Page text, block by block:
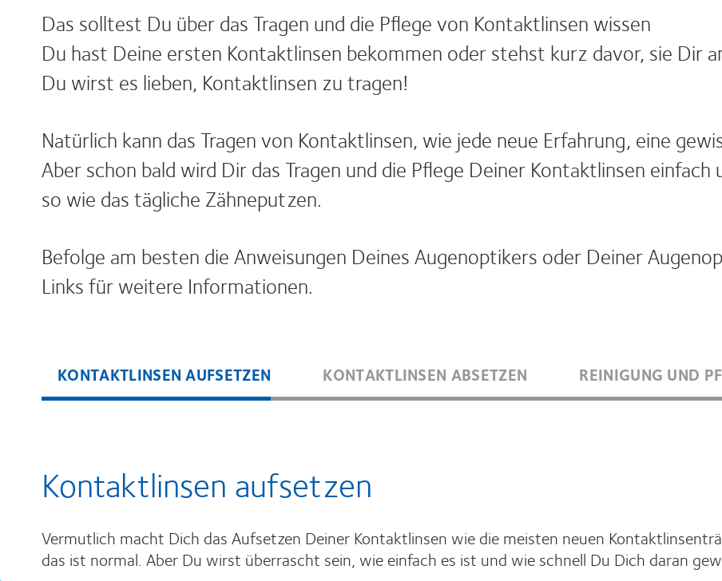
Das solltest Du über das Tragen und die Pflege von Kontaktlinsen wissen
Du hast Deine ersten Kontaktlinsen bekommen oder stehst kurz davor, sie Dir
Du wirst es lieben, Kontaktlinsen zu tragen!
Natürlich kann das Tragen von Kontaktlinsen, wie jede neue Erfahrung, eine
Aber schon bald wird Dir das Tragen und die Pflege Deiner Kontaktlinsen
so wie das tägliche Zähneputzen.
Befolge am besten die Anweisungen Deines Augenoptikers oder Deiner
Links für weitere Informationen.
KONTAKTLINSEN AUFSETZEN KONTAKTLINSEN ABSETZEN REINIGUNG UND
Kontaktlinsen aufsetzen
Vermutlich macht Dich das Aufsetzen Deiner Kontaktlinsen wie die meisten neuen
das ist normal. Aber Du wirst überrascht sein, wie einfach es ist und wie schnell Du Dich daran